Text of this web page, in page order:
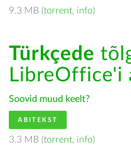
9.3 MB (torrent, info)
Türkçede
LibreOffice'i
Soovid muud keelt?
ABITEKST
3.3 MB (torrent, info)